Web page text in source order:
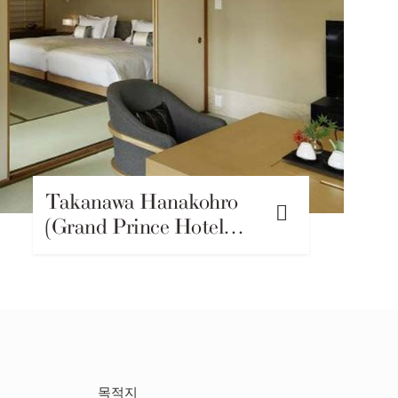
Takanawa Hanakohro
(Grand Prince Hotel…
목적지